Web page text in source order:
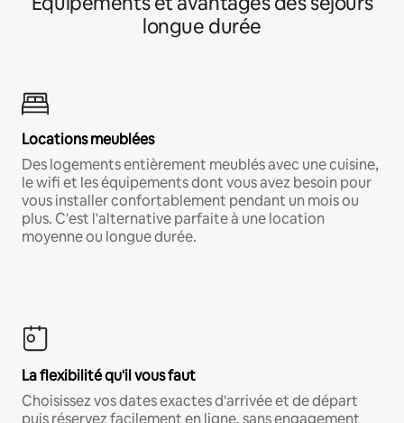
longue durée
Locations meublées
Des logements entièrement meublés avec une cuisine,
le wifi et les équipements dont vous avez besoin pour
vous installer confortablement pendant un mois ou
plus. C'est l'alternative parfaite à une location
moyenne ou longue durée.
La flexibilité qu'il vous faut
Choisissez vos dates exactes d'arrivée et de départ
puis réservez facilement en ligne, sans engagement